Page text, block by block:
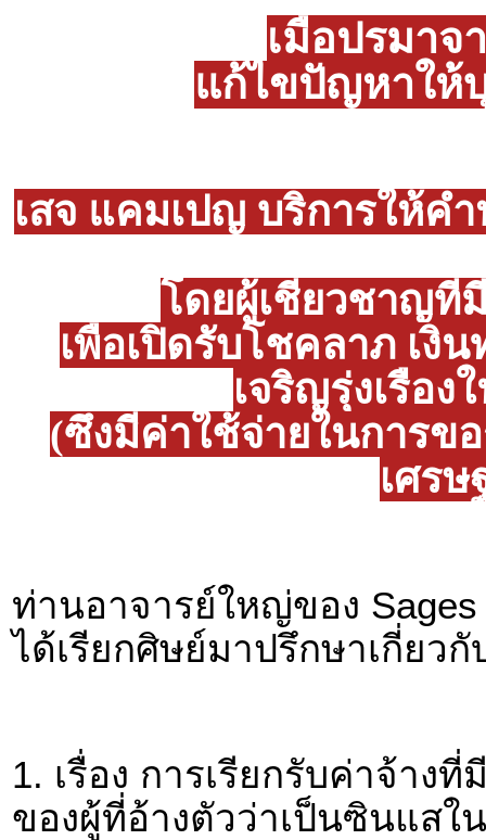
เมื่อปรมาจ
แก้ไขปัญหาให้
เสจ แคมเปญ บริการให้ค
โดยผู้เชี่ยวชาญที่
เพื่อเปิดรับโชคลาภ เงิ
เจริญรุ่งเรือ
(ซึ่งมีค่าใช้จ่ายในการข
เศร
ท่านอาจารย์ใหญ่ของ Sages
ได้เรียกศิษย์มาปรึกษาเกี่ยวกั
1. เรื่อง การเรียกรับค่าจ้าง
ของผู้ที่อ้างตัวว่าเป็นซินแสใ